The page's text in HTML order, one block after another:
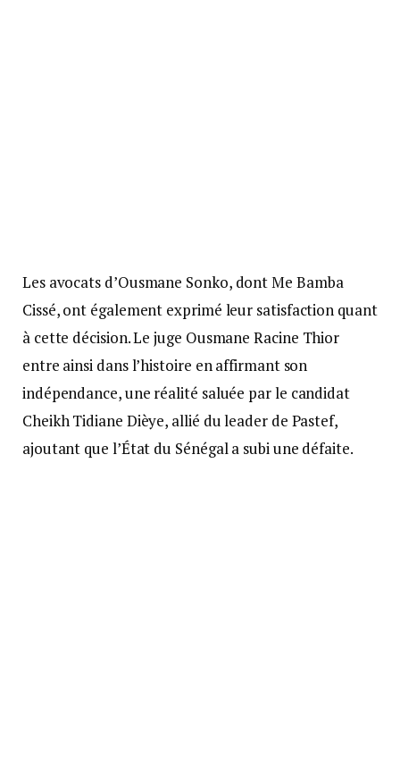
Les avocats d’Ousmane Sonko, dont Me Bamba
Cissé, ont également exprimé leur satisfaction quant
à cette décision. Le juge Ousmane Racine Thior
entre ainsi dans l’histoire en affirmant son
indépendance, une réalité saluée par le candidat
Cheikh Tidiane Dièye, allié du leader de Pastef,
ajoutant que l’État du Sénégal a subi une défaite.